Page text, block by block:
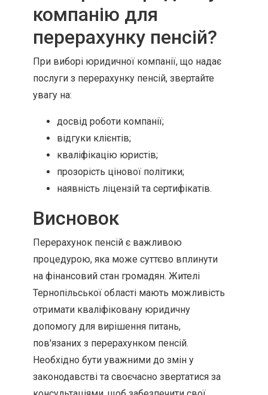
компанію для
перерахунку пенсій?
При виборі юридичної компанії, що надає
послуги з перерахунку пенсій, звертайте
увагу на:
досвід роботи компанії;
відгуки клієнтів;
кваліфікацію юристів;
прозорість цінової політики;
наявність ліцензій та сертифікатів.
Висновок
Перерахунок пенсій є важливою
процедурою, яка може суттєво вплинути
на фінансовий стан громадян. Жителі
Тернопільської області мають можливість
отримати кваліфіковану юридичну
допомогу для вирішення питань,
пов'язаних з перерахунком пенсій.
Необхідно бути уважними до змін у
законодавстві та своєчасно звертатися за